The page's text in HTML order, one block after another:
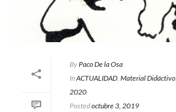
ByPaco De la Osa
InACTUALIDAD Material Didáctivo
2020
Postedoctubre 3, 2019